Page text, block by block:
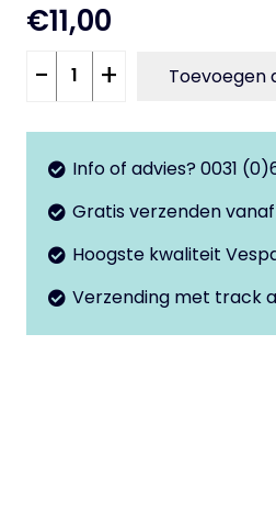
€11,00
Knipperlicht
glas
LA
PK50xl
- + Toevoegen
Info of advies? 0031
Gratis verzenden
Hoogste kwaliteit
Verzending met track